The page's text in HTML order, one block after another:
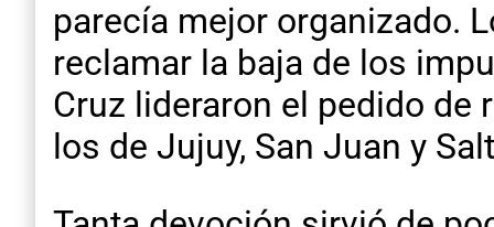
parecía mejor organizado.
reclamar la baja de los
Cruz lideraron el pedido de
los de Jujuy, San Juan y